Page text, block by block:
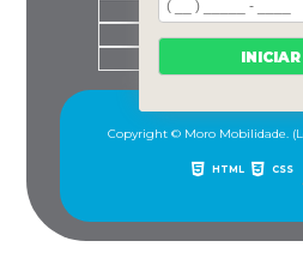
CONTATO
MAPA DO
Copyright © Moro Mobilidade.
HTML CSS